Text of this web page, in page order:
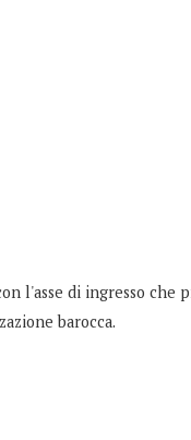
l'asse di ingresso che
barocca.